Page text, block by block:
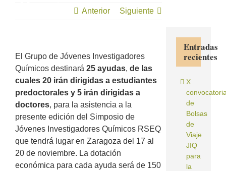
Anterior Siguiente
El Grupo de Jóvenes Investigadores
Químicos destinará 25 ayudas, de las
cuales 20 irán dirigidas a estudiantes
predoctorales y 5 irán dirigidas a
doctores, para la asistencia a la
presente edición del Simposio de
Jóvenes Investigadores Químicos RSEQ
que tendrá lugar en Zaragoza del 17 al
20 de noviembre. La dotación
económica para cada ayuda será de 150
Entradas
recientes
X
de
Bolsas
de
Viaje
JIQ
para
la